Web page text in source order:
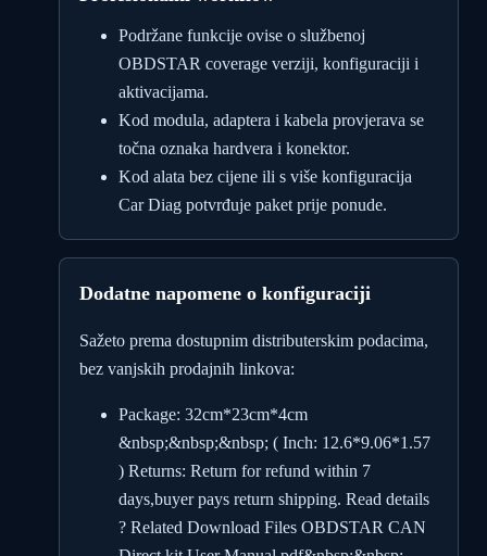
Podržane funkcije ovise o službenoj
OBDSTAR coverage verziji, konfiguraciji i
aktivacijama.
Kod modula, adaptera i kabela provjerava se
točna oznaka hardvera i konektor.
Kod alata bez cijene ili s više konfiguracija
Car Diag potvrđuje paket prije ponude.
Dodatne napomene o konfiguraciji
Sažeto prema dostupnim distributerskim podacima,
bez vanjskih prodajnih linkova:
Package: 32cm*23cm*4cm
&nbsp;&nbsp;&nbsp; ( Inch: 12.6*9.06*1.57
) Returns: Return for refund within 7
days,buyer pays return shipping. Read details
? Related Download Files OBDSTAR CAN